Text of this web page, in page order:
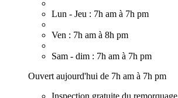
Lun - Jeu : 7h am à 7h pm
Ven : 7h am à 8h pm
Sam - dim : 7h am à 7h pm
Ouvert aujourd'hui de 7h am à 7h pm